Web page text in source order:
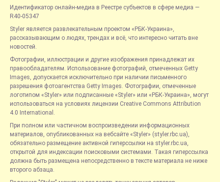
Идентификатор онлайн-медиа в Реестре субъектов в сфере медиа —
R40-05347
Styler является развлекательным проектом «РБК-Украина»,
рассказывающим о людях, трендах и всё, что интересно читать вне
новостей.
Фотографии, иллюстрации и другие изображения принадлежат их
правообладателям. Использование фотографий, отмеченных Getty
Images, допускается исключительно при наличии письменного
разрешения фотоагентства Getty Images. Фотографии, отмеченные
логотипом «Styler» или подписанные «Styler» или «РБК-Украина», могут
использоваться на условиях лицензии Creative Commons Attribution
4.0 International.
При полном или частичном воспроизведении информационных
материалов, опубликованных на вебсайте «Styler» (styler.rbc.ua),
обязательно размещение активной гиперссылки на styler.rbc.ua,
открытой для индексации поисковыми системами. Такая гиперссылка
должна быть размещена непосредственно в тексте материала не ниже
второго абзаца.